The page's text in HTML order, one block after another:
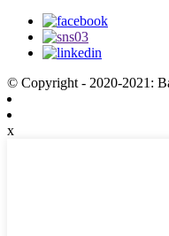
© Copyright - 2020-2021:
x